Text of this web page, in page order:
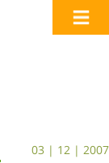
03 | 12 | 2007